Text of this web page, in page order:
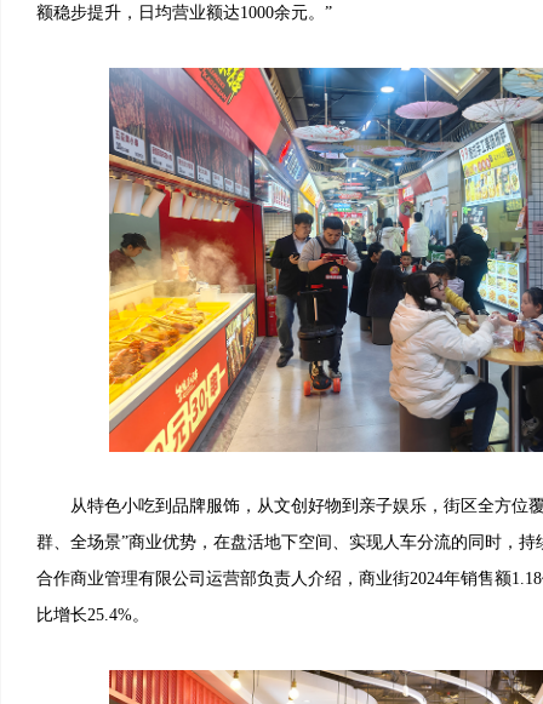
额稳步提升，日均营业额达1000余元。”
从特色小吃到品牌服饰，从文创好物到亲子娱乐，街区全方位
群、全场景”商业优势，在盘活地下空间、实现人车分流的同时，
合作商业管理有限公司运营部负责人介绍，商业街2024年销售额
比增长25.4%。